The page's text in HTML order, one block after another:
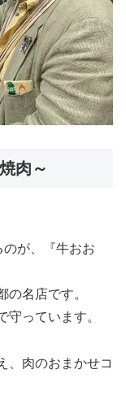
肉～
のが、『牛おお
の名店です。
守っています。
、肉のおまかせコ